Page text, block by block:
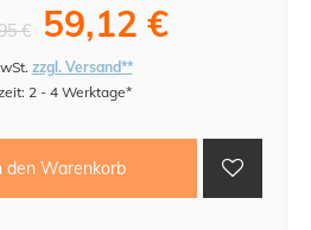
€ 59,12 €
zzgl. Versand**
2 - 4 Werktage*
den Warenkorb